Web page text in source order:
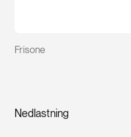
Frisone
Nedlastning